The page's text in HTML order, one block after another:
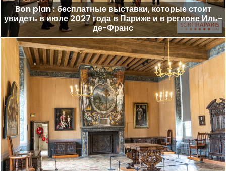
Bon plan : бесплатные выставки, которые стоит
увидеть в июле 2027 года в Париже и в регионе Иль-
де-Франс